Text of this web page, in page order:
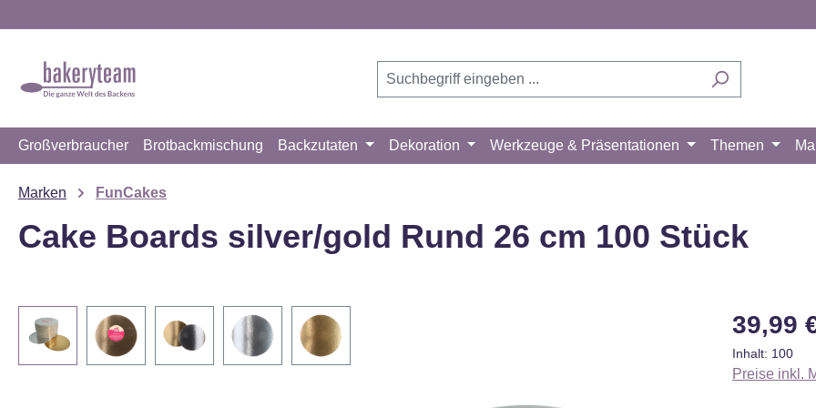
Großverbraucher Brotbackmischung Backzutaten Dekoration Werkzeuge & Präsentationen Themen
Marken FunCakes
Cake Boards silver/gold Rund 26 cm 100 Stück
Bildergalerie überspringen Regulärer
39,99
Inhalt: 100
Preise inkl.